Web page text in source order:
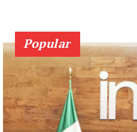
Popular